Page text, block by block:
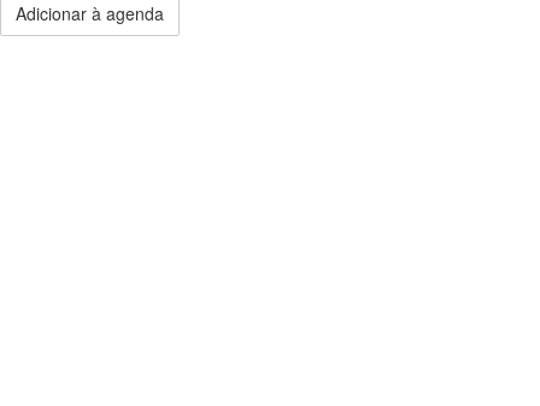
Adicionar à agenda